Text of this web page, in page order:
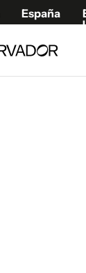
España